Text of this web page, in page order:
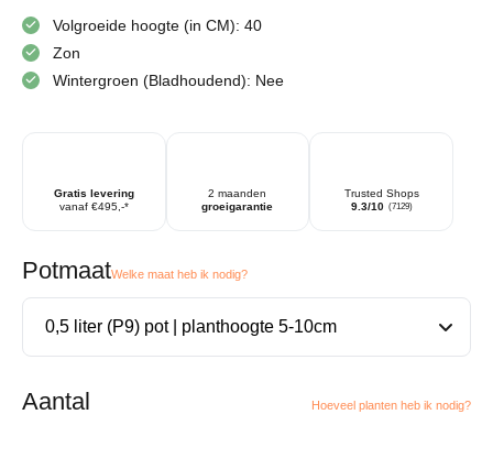
Volgroeide hoogte (in CM): 40
Zon
Wintergroen (Bladhoudend): Nee
Gratis levering
vanaf €495,-*
2 maanden
groeigarantie
Trusted Shops
9.3/10 (7129)
PotmaatWelke maat heb ik nodig?
Aantal Hoeveel planten heb ik nodig?